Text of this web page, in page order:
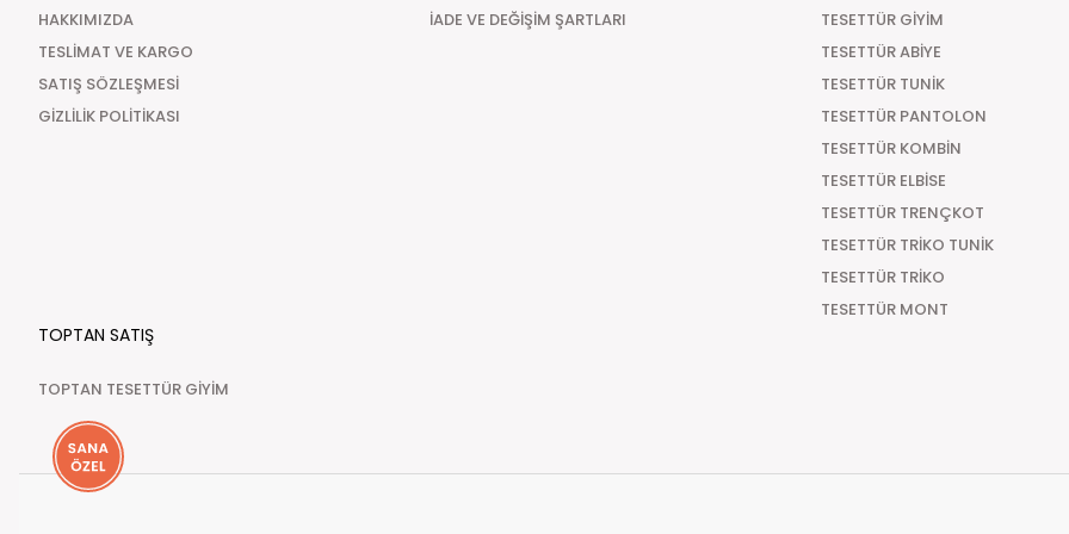
Türkiye'nin her yerine hızlı kargo seçeneğiyle
seçeneği ile sipariş verilecek olunursa kapıda
Türkiye'nin her yerine Kapıda Ödemeli sipariş
aracılık etmesi sebebiyle +29.99 TL Kapıda
Teslimat Süresi
Tüm Siparişleriniz PTT KARGO Güvencesi ile 2-5
süre 7 güne kadar uzayabilmektedir
HAKKIMIZDA
TESLİMAT VE KARGO
SATIŞ SÖZLEŞMESİ
GİZLİLİK POLİTİKASI
İADE VE DEĞİŞİM ŞARTLARI
TESETTÜR GİYİM
TESETTÜR ABİYE
TESETTÜR TUNİK
TESETTÜR PANTOLON
TESETTÜR KOMBİN
TESETTÜR ELBİSE
TESETTÜR TRENÇKOT
TESETTÜR TRİKO TUNİK
TESETTÜR TRİKO
TESETTÜR MONT
TOPTAN SATIŞ
TOPTAN TESETTÜR GİYİM